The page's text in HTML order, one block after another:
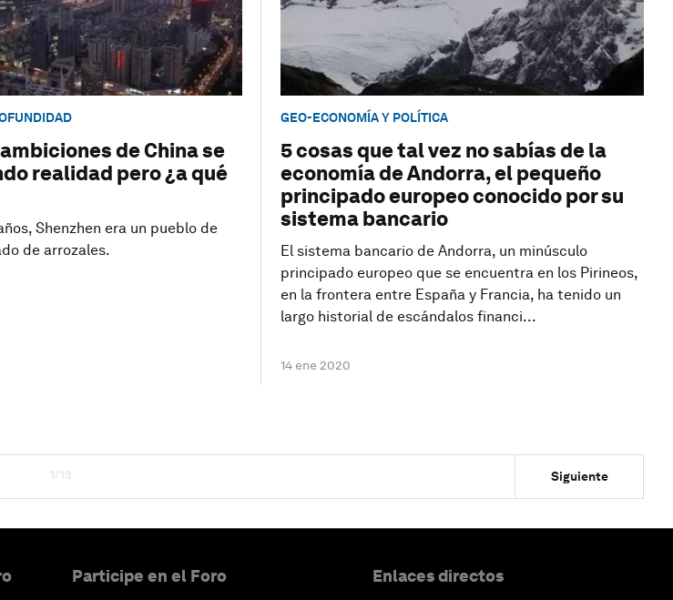
de China se
realidad pero ¿a qué
Shenzhen era un pueblo de
de arrozales.
GEO-ECONOMÍA Y POLÍTICA
5 cosas que tal vez no sabías de la
economía de Andorra, el pequeño
principado europeo conocido por su
sistema bancario
El sistema bancario de Andorra, un minúsculo
principado europeo que se encuentra en los Pirineos,
en la frontera entre España y Francia, ha tenido un
largo historial de escándalos financi...
14 ene 2020
1/13 Siguiente
Participe en el Foro Enlaces directos